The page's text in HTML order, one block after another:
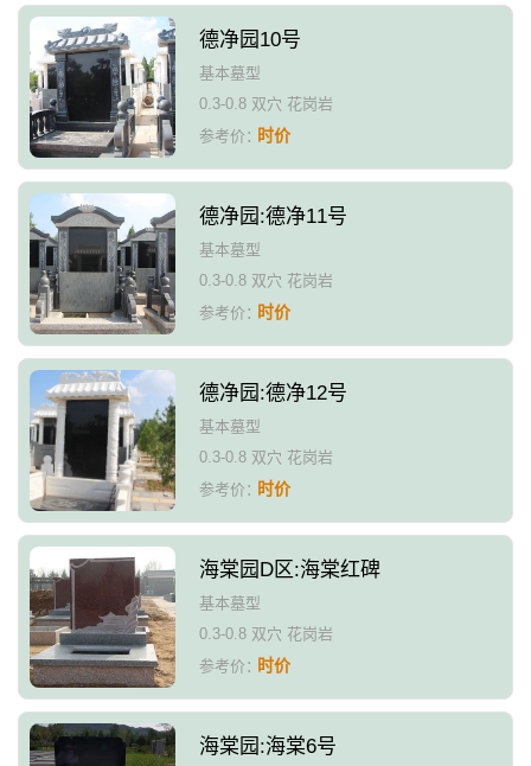
德净园10号
基本墓型
0.3-0.8 双穴 花岗岩
参考价：时价
德净园:德净11号
基本墓型
0.3-0.8 双穴 花岗岩
参考价：时价
德净园:德净12号
基本墓型
0.3-0.8 双穴 花岗岩
参考价：时价
海棠园D区:海棠红碑
基本墓型
0.3-0.8 双穴 花岗岩
参考价：时价
海棠园:海棠6号